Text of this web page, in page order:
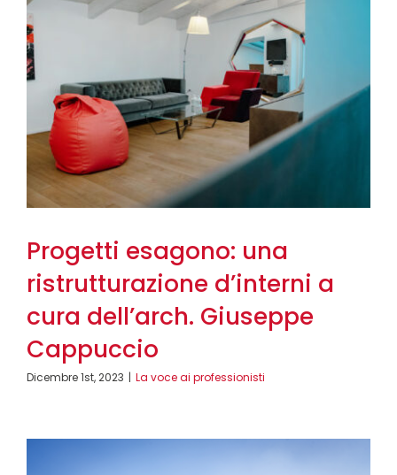
Progetti esagono: una
ristrutturazione d’interni a
cura dell’arch. Giuseppe
Cappuccio
Dicembre 1st, 2023 | La voce ai professionisti